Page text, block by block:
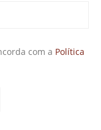
com a Política